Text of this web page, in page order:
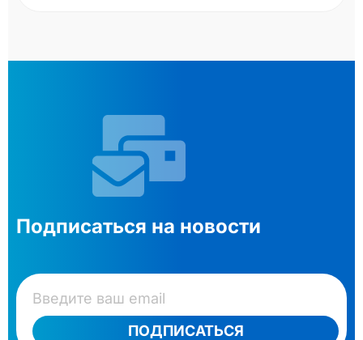
Подписаться на новости
ПОДПИСАТЬСЯ